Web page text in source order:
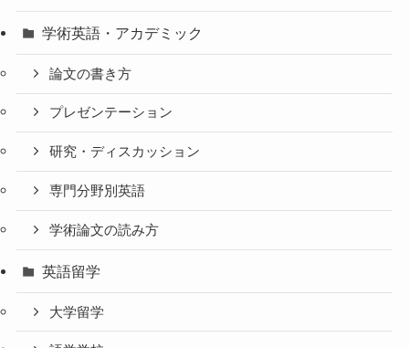
学術英語・アカデミック
論文の書き方
プレゼンテーション
研究・ディスカッション
専門分野別英語
学術論文の読み方
英語留学
大学留学